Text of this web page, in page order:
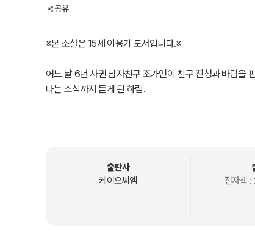
공유
※본 소설은 15세 이용가 도서입니다.※
어느 날 6년 사귄 남자친구 조가언이 친구 진청과 바람을
다는 소식까지 듣게 된 하림.
한 가닥 희망을 안고 항동 빌딩으로 달려간 하림에게 류이
출판사
케이오씨엠
전자책 :